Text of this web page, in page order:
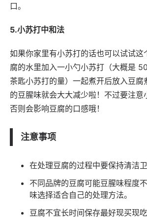
口。
5.小苏打中和法
如果你家里有小苏打的话也可以试试这
腐的水里加入一小勺小苏打（大概是
茶匙小苏打的量）一起煮开后放入豆腐
的豆腥味就会大大减少啦！不过要注意
否则会影响豆腐的口感哦！
注意事项
在处理豆腐的过程中要保持清洁卫
不同品牌的豆腐可能豆腥味程度
味选择适合自己的处理方法。
豆腐不宜长时间保存最好现买现